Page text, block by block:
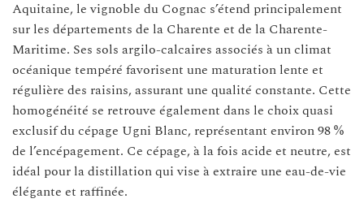
Aquitaine, le vignoble du Cognac s’étend principalement
sur les départements de la Charente et de la Charente-
Maritime. Ses sols argilo-calcaires associés à un climat
océanique tempéré favorisent une maturation lente et
régulière des raisins, assurant une qualité constante. Cette
homogénéité se retrouve également dans le choix quasi
exclusif du cépage Ugni Blanc, représentant environ 98 %
de l’encépagement. Ce cépage, à la fois acide et neutre, est
idéal pour la distillation qui vise à extraire une eau-de-vie
élégante et raffinée.